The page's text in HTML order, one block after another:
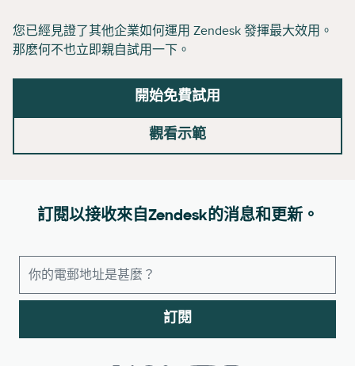
您已經見證了其他企業如何運用 Zendesk 發揮最大效用。
那麽何不也立即親自試用一下。
開始免費試用
觀看示範
訂閱以接收來自Zendesk的消息和更新。
訂閱